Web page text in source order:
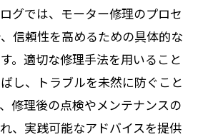
グでは、モーター修理のプロセ
信頼性を高めるための具体的な
。適切な修理手法を用いること
し、トラブルを未然に防ぐこと
修理後の点検やメンテナンスの
、実践可能なアドバイスを提供